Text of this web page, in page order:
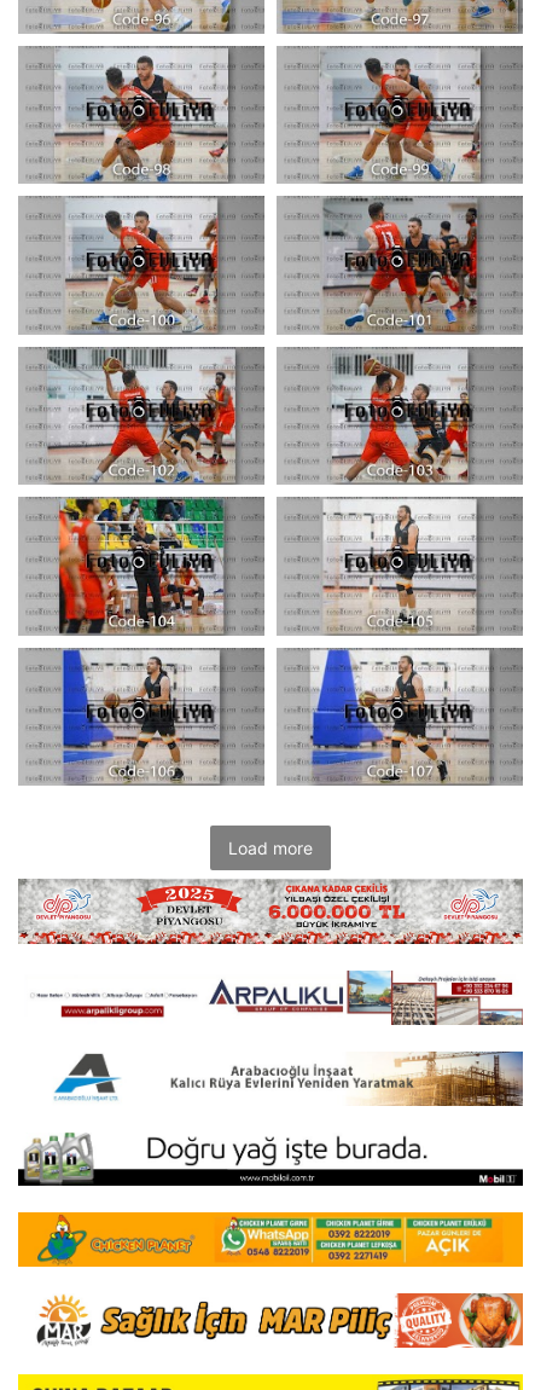
Load more